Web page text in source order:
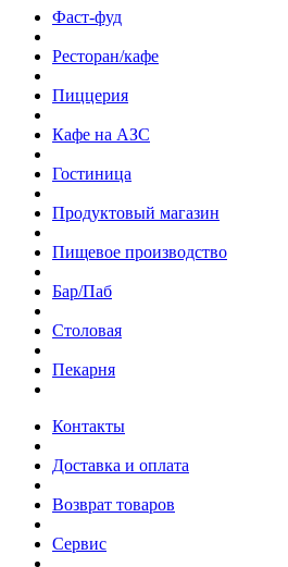
Фаст-фуд
Ресторан/кафе
Пиццерия
Кафе на АЗС
Гостиница
Продуктовый магазин
Пищевое производство
Бар/Паб
Столовая
Пекарня
Контакты
Доставка и оплата
Возврат товаров
Сервис